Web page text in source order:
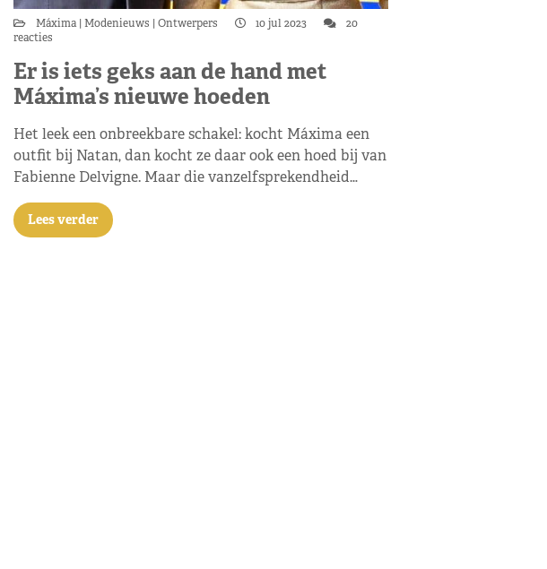
Máxima Modenieuws Ontwerpers 10 jul 2023
20
reacties
Er is iets geks aan de hand met
Máxima’s nieuwe hoeden
Het leek een onbreekbare schakel: kocht Máxima een
outfit bij Natan, dan kocht ze daar ook een hoed bij van
Fabienne Delvigne. Maar die vanzelfsprekendheid…
Lees verder